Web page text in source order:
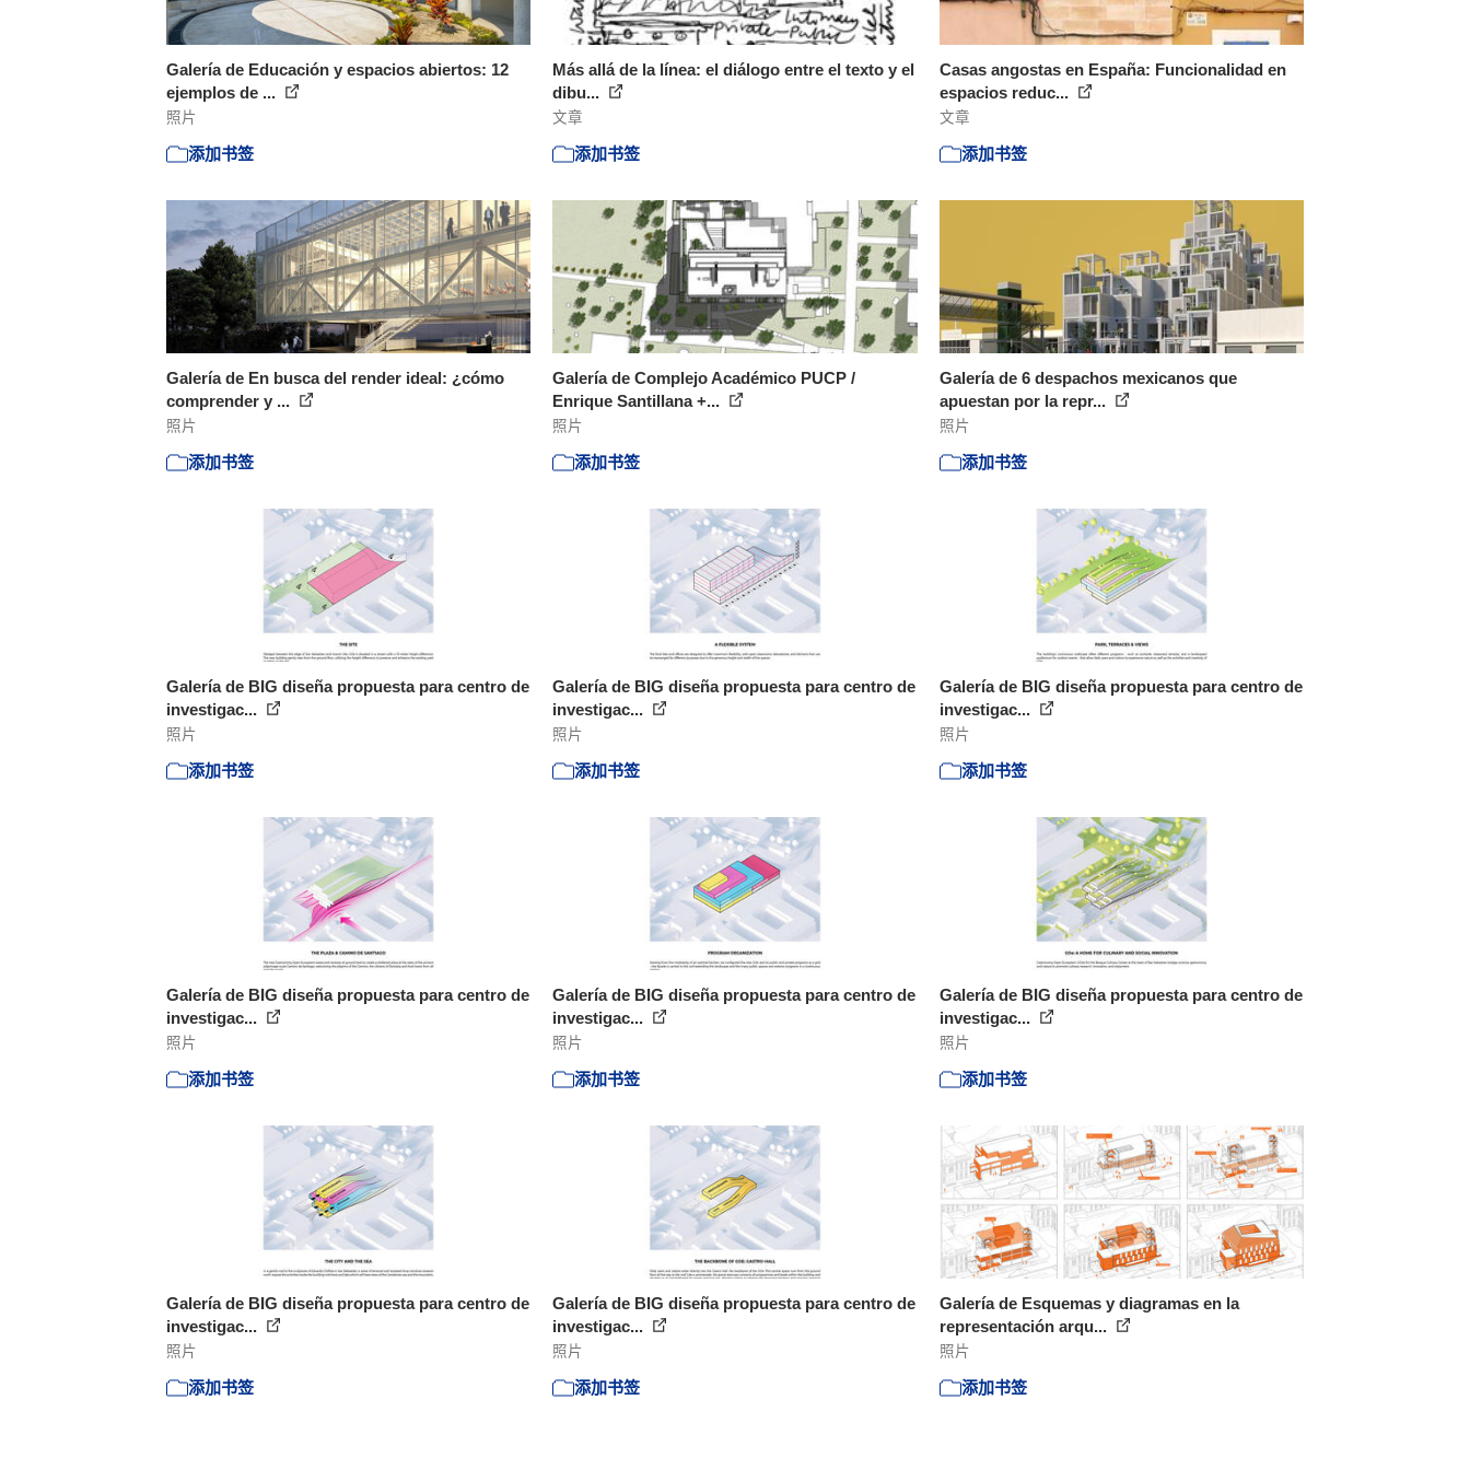
Galería de Educación y espacios abiertos: 12
ejemplos de ...
照片
添加书签
Más allá de la línea: el diálogo entre el texto y el
dibu...
文章
添加书签
Casas angostas en España: Funcionalidad en
espacios reduc...
文章
添加书签
Galería de En busca del render ideal: ¿cómo
comprender y ...
照片
添加书签
Galería de Complejo Académico PUCP /
Enrique Santillana +...
照片
添加书签
Galería de 6 despachos mexicanos que
apuestan por la repr...
照片
添加书签
Galería de BIG diseña propuesta para centro de
investigac...
照片
添加书签
Galería de BIG diseña propuesta para centro de
investigac...
照片
添加书签
Galería de BIG diseña propuesta para centro de
investigac...
照片
添加书签
Galería de BIG diseña propuesta para centro de
investigac...
照片
添加书签
Galería de BIG diseña propuesta para centro de
investigac...
照片
添加书签
Galería de BIG diseña propuesta para centro de
investigac...
照片
添加书签
Galería de BIG diseña propuesta para centro de
investigac...
照片
添加书签
Galería de BIG diseña propuesta para centro de
investigac...
照片
添加书签
Galería de Esquemas y diagramas en la
representación arqu...
照片
添加书签